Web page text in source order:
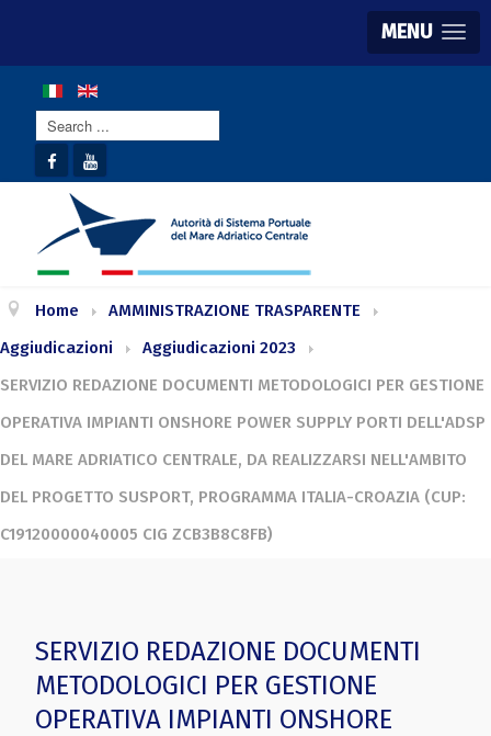
MENU
Search
...
Home
AMMINISTRAZIONE TRASPARENTE
Aggiudicazioni
Aggiudicazioni 2023
SERVIZIO REDAZIONE DOCUMENTI METODOLOGICI PER GESTIONE
OPERATIVA IMPIANTI ONSHORE POWER SUPPLY PORTI DELL'ADSP
DEL MARE ADRIATICO CENTRALE, DA REALIZZARSI NELL'AMBITO
DEL PROGETTO SUSPORT, PROGRAMMA ITALIA-CROAZIA (CUP:
C19120000040005 CIG ZCB3B8C8FB)
SERVIZIO REDAZIONE DOCUMENTI
METODOLOGICI PER GESTIONE
OPERATIVA IMPIANTI ONSHORE